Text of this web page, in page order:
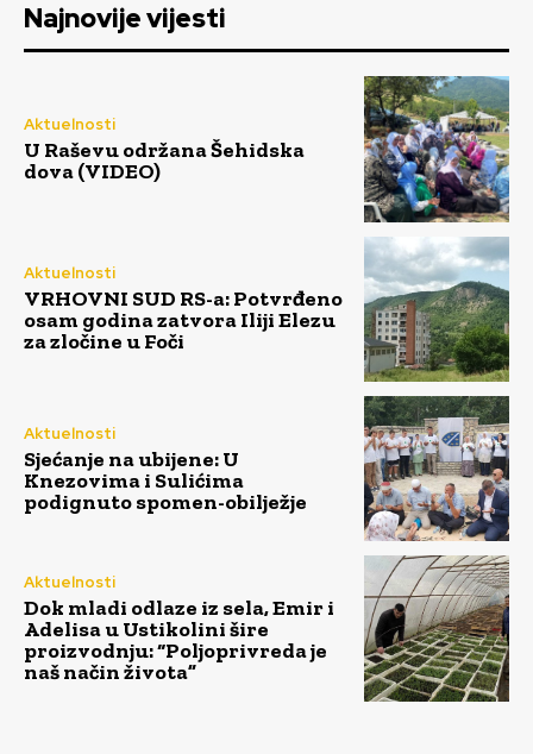
Najnovije vijesti
Aktuelnosti
U Raševu održana Šehidska
dova (VIDEO)
Aktuelnosti
VRHOVNI SUD RS-a: Potvrđeno
osam godina zatvora Iliji Elezu
za zločine u Foči
Aktuelnosti
Sjećanje na ubijene: U
Knezovima i Sulićima
podignuto spomen-obilježje
Aktuelnosti
Dok mladi odlaze iz sela, Emir i
Adelisa u Ustikolini šire
proizvodnju: “Poljoprivreda je
naš način života”